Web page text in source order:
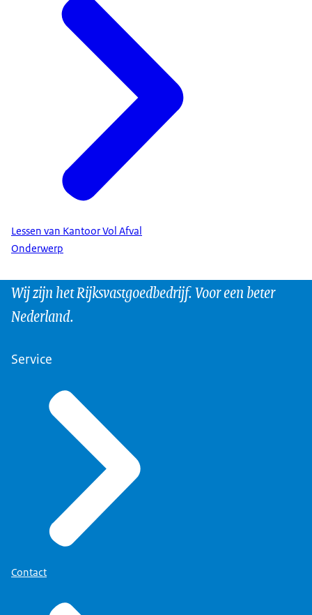
Lessen van Kantoor Vol Afval
Onderwerp
Wij zijn het Rijksvastgoedbedrijf. Voor een beter
Nederland.
Service
Contact